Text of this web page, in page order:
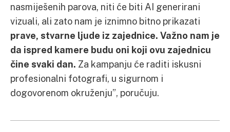
nasmiješenih parova, niti će biti AI generirani
vizuali, ali zato nam je iznimno bitno prikazati
prave, stvarne ljude iz zajednice. Važno nam je
da ispred kamere budu oni koji ovu zajednicu
čine svaki dan. Za kampanju će raditi iskusni
profesionalni fotografi, u sigurnom i
dogovorenom okruženju”, poručuju.